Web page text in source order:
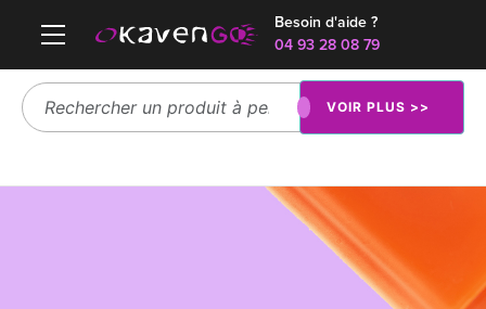
Besoin d'aide ?
04 93 28 08 79
VOIR PLUS >>